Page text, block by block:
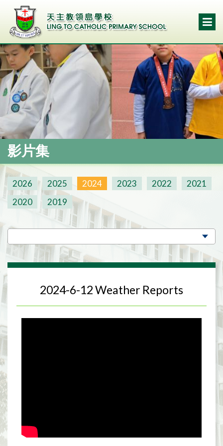
影片集
2026 2025 2024 2023 2022
2021
2020
2019
2024-6-12 Weather Reports